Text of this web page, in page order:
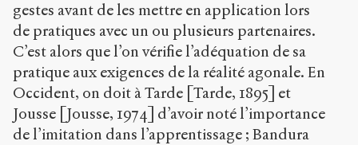
gestes avant de les mettre en application lors
de pratiques avec un ou plusieurs partenaires.
C’est alors que l’on vérifie l’adéquation de sa
pratique aux exigences de la réalité agonale. En
Occident, on doit à Tarde [Tarde, 1895] et
Jousse [Jousse, 1974] d’avoir noté l’importance
de l’imitation dans l’apprentissage ; Bandura